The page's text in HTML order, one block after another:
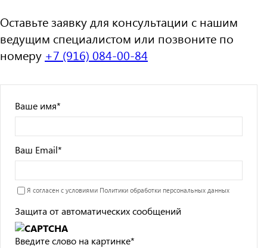
Оставьте заявку для консультации с нашим
ведущим специалистом или позвоните по
номеру +7 (916) 084-00-84
Ваше имя*
Ваш Email*
Я согласен с условиями Политики обработки персональных данных
Защита от автоматических сообщений
Введите слово на картинке*